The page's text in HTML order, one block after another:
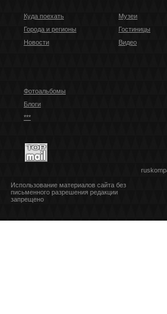
Куда поехать
Города и регионы
Новости
Музеи
Гостиницы
Видео
Фотоальбомы
Блоги
***
Использование материалов сайта без
письменного разрешения редакции
запрещено